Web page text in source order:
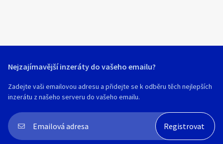
Nejzajímavější inzeráty do vašeho emailu?
Zadejte vaši emailovou adresu a přidejte se k odběru těch nejlepších
inzerátu z našeho serveru do vašeho emailu.